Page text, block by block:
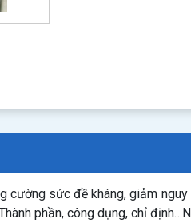
cường sức đề kháng, giảm
phần, công dụng, chỉ